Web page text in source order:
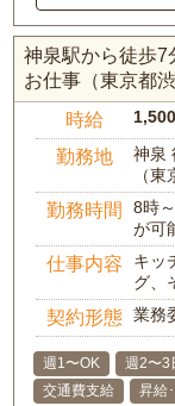
神泉駅から徒歩7
お仕事（東京都渋
時給
勤務地
神泉
（
勤務時間
8時
が可
仕事内容
キッ
グ、
契約形態 業務
週1〜OK 週2〜3
交通費支給
昇給